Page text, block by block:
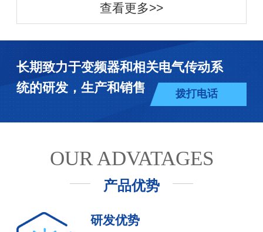
查看更多>>
长期致力于变频器和相关电气传动系
统的研发，生产和销售
拨打电话
OUR ADVATAGES
产品优势
研发优势